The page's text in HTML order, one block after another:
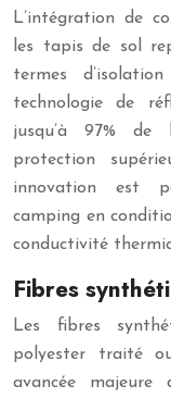
L’intégration de
les tapis de sol
termes
technologie de
jusqu’à 97% de
protection
innovation est
camping en
conductivité
Fibres
Les fibres
polyester traité
avancée majeure